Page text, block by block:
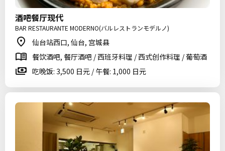
酒吧餐厅现代
BAR RESTAURANTE MODERNO(バルレストランモデルノ)
仙台站西口, 仙台, 宫城县
餐饮酒吧, 餐厅酒吧 / 西班牙料理 / 西式创作料理 / 葡萄酒
吃晚饭: 3,500 日元 / 午餐: 1,000 日元